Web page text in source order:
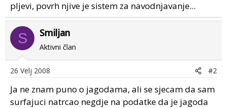
pljevi, povrh njive je sistem za navodnjavanje...
S Smiljan
Aktivni član
26 Velj 2008 #2
Ja ne znam puno o jagodama, ali se sjecam da sam
surfajuci natrcao negdje na podatke da je jagoda